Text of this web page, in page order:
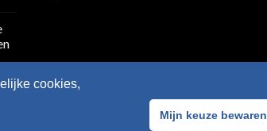
cookies,
Mijn keuze bewaren